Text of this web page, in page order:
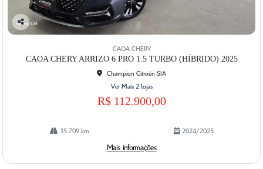
CAOA CHERY
CAOA CHERY ARRIZO 6 PRO 1.5 TURBO (HÍBRIDO) 2025
Champion Citroën SIA
Ver Mais 2 lojas
R$ 112.900,00
35.709 km 2024/2025
Mais informações